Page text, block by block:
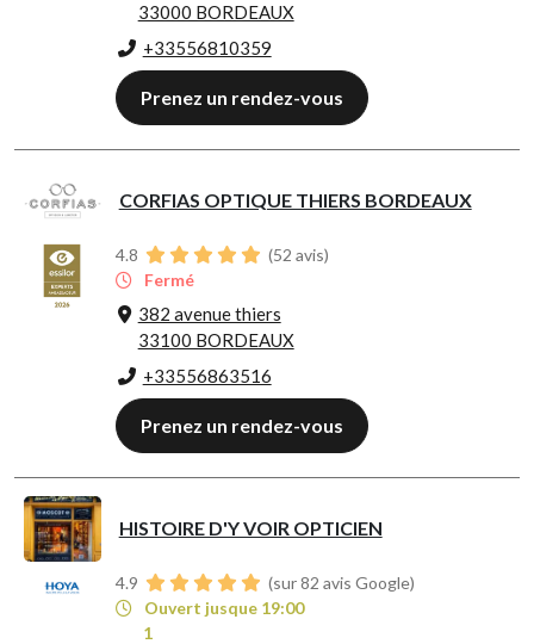
33000 BORDEAUX
+33556810359
Prenez un rendez-vous
CORFIAS OPTIQUE THIERS BORDEAUX
4.8 (52 avis)
Fermé
382 avenue thiers
33100 BORDEAUX
+33556863516
Prenez un rendez-vous
HISTOIRE D'Y VOIR OPTICIEN
4.9
(sur 82 avis Google)
Ouvert jusque 19:00
1